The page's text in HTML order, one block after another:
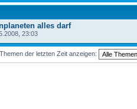
alles darf
23:03
Themen der letzten Zeit anzeigen: